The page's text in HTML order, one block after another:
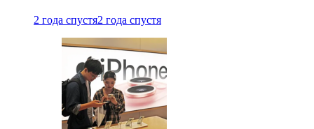
2 года спустя2 года спустя